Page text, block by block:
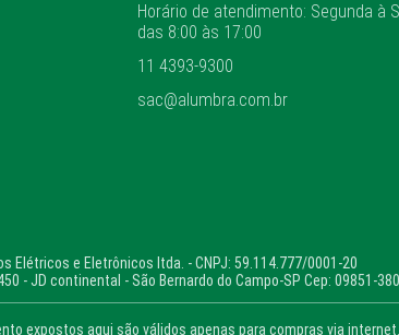
Horário de atendimento: Segunda à
das 8:00 às 17:00
11 4393-9300
sac@alumbra.com.br
Elétricos e Eletrônicos ltda. - CNPJ: 59.114.777/0001-20
- JD continental - São Bernardo do Campo-SP Cep: 09851-380
expostos aqui são válidos apenas para compras via